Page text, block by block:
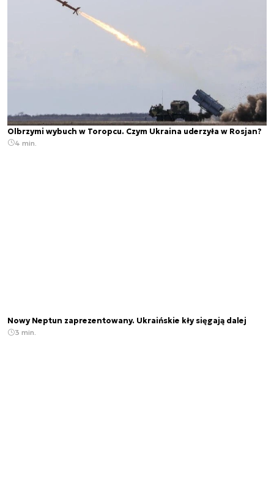
Olbrzymi wybuch w Toropcu. Czym Ukraina uderzyła w Rosjan?
4 min.
Nowy Neptun zaprezentowany. Ukraińskie kły sięgają dalej
3 min.